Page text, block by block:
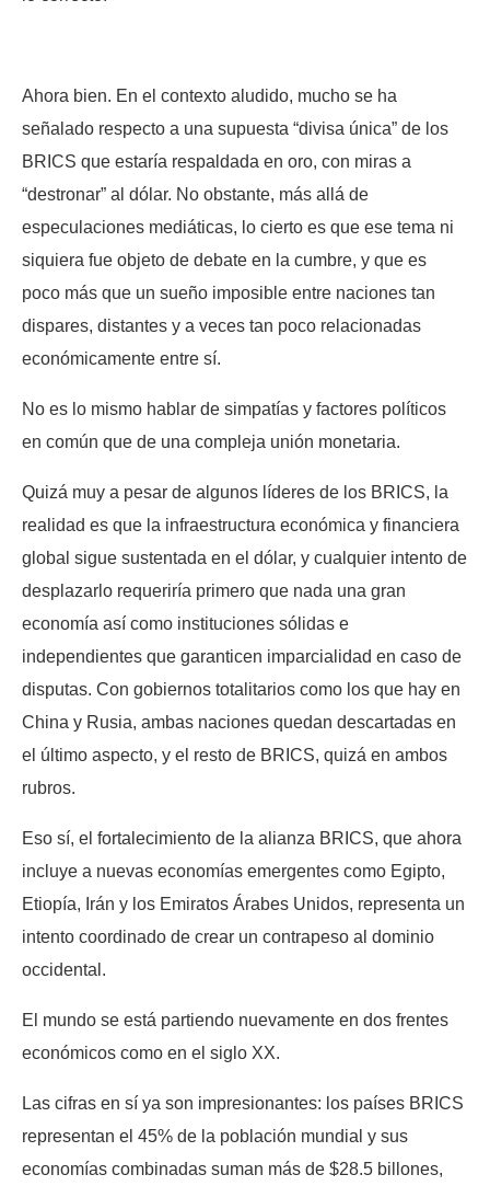
Ahora bien. En el contexto aludido, mucho se ha
señalado respecto a una supuesta “divisa única” de los
BRICS que estaría respaldada en oro, con miras a
“destronar” al dólar. No obstante, más allá de
especulaciones mediáticas, lo cierto es que ese tema ni
siquiera fue objeto de debate en la cumbre, y que es
poco más que un sueño imposible entre naciones tan
dispares, distantes y a veces tan poco relacionadas
económicamente entre sí.
No es lo mismo hablar de simpatías y factores políticos
en común que de una compleja unión monetaria.
Quizá muy a pesar de algunos líderes de los BRICS, la
realidad es que la infraestructura económica y financiera
global sigue sustentada en el dólar, y cualquier intento de
desplazarlo requeriría primero que nada una gran
economía así como instituciones sólidas e
independientes que garanticen imparcialidad en caso de
disputas. Con gobiernos totalitarios como los que hay en
China y Rusia, ambas naciones quedan descartadas en
el último aspecto, y el resto de BRICS, quizá en ambos
rubros.
Eso sí, el fortalecimiento de la alianza BRICS, que ahora
incluye a nuevas economías emergentes como Egipto,
Etiopía, Irán y los Emiratos Árabes Unidos, representa un
intento coordinado de crear un contrapeso al dominio
occidental.
El mundo se está partiendo nuevamente en dos frentes
económicos como en el siglo XX.
Las cifras en sí ya son impresionantes: los países BRICS
representan el 45% de la población mundial y sus
economías combinadas suman más de $28.5 billones,